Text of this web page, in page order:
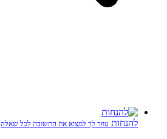
להנחות עוזר לך למצוא את התשובה לכל שאלה